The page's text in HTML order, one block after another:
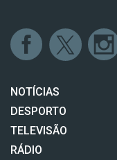
NOTÍCIAS
DESPORTO
TELEVISÃO
RÁDIO